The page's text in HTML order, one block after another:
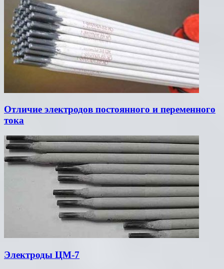
Отличие электродов постоянного и переменного
тока
Электроды ЦМ-7